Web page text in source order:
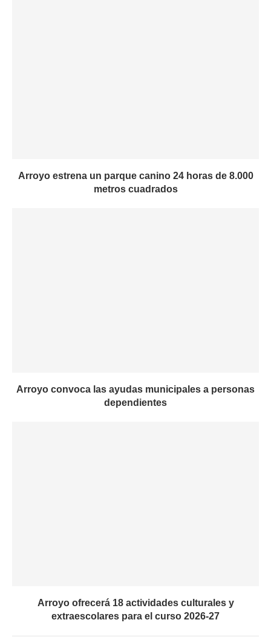
Arroyo estrena un parque canino 24 horas de 8.000
metros cuadrados
Arroyo convoca las ayudas municipales a personas
dependientes
Arroyo ofrecerá 18 actividades culturales y
extraescolares para el curso 2026-27